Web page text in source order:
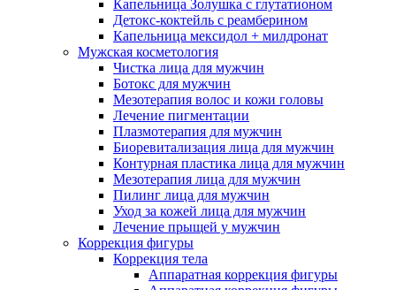
Капельница Золушка с глутатионом
Детокс-коктейль с реамберином
Капельница мексидол + милдронат
Мужская косметология
Чистка лица для мужчин
Ботокс для мужчин
Мезотерапия волос и кожи головы
Лечение пигментации
Плазмотерапия для мужчин
Биоревитализация лица для мужчин
Контурная пластика лица для мужчин
Мезотерапия лица для мужчин
Пилинг лица для мужчин
Уход за кожей лица для мужчин
Лечение прыщей у мужчин
Коррекция фигуры
Коррекция тела
Аппаратная коррекция фигуры